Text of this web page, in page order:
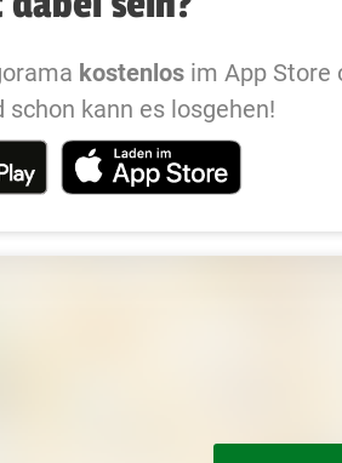
kostenlos im App Store
schon kann es losgehen!